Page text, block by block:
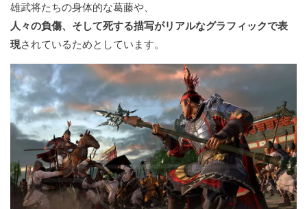
雄武将たちの身体的な葛藤や、
人々の負傷、そして死する描写がリアルなグラフィックで表
現されているためとしています。